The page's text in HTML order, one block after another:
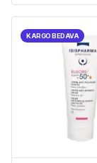
KARGO BEDAVA